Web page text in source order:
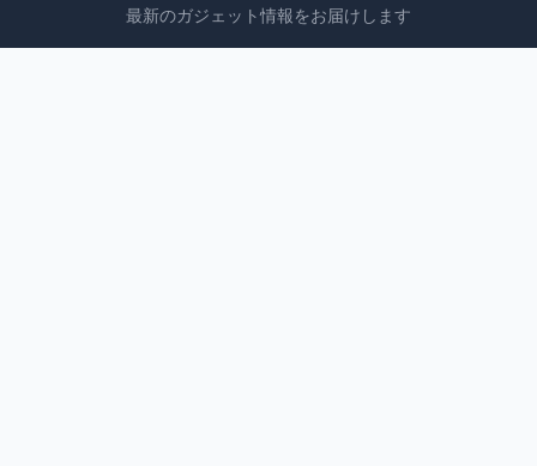
最新のガジェット情報をお届けします